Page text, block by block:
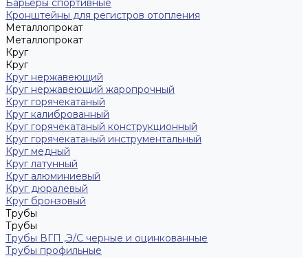
Барьеры спортивные
Кронштейны для регистров отопления
Металлопрокат
Металлопрокат
Круг
Круг
Круг нержавеющий
Круг нержавеющий жаропрочный
Круг горячекатаный
Круг калиброванный
Круг горячекатаный конструкционный
Круг горячекатаный инструментальный
Круг медный
Круг латунный
Круг алюминиевый
Круг дюралевый
Круг бронзовый
Трубы
Трубы
Трубы ВГП ,Э/С черные и оцинкованные
Трубы профильные